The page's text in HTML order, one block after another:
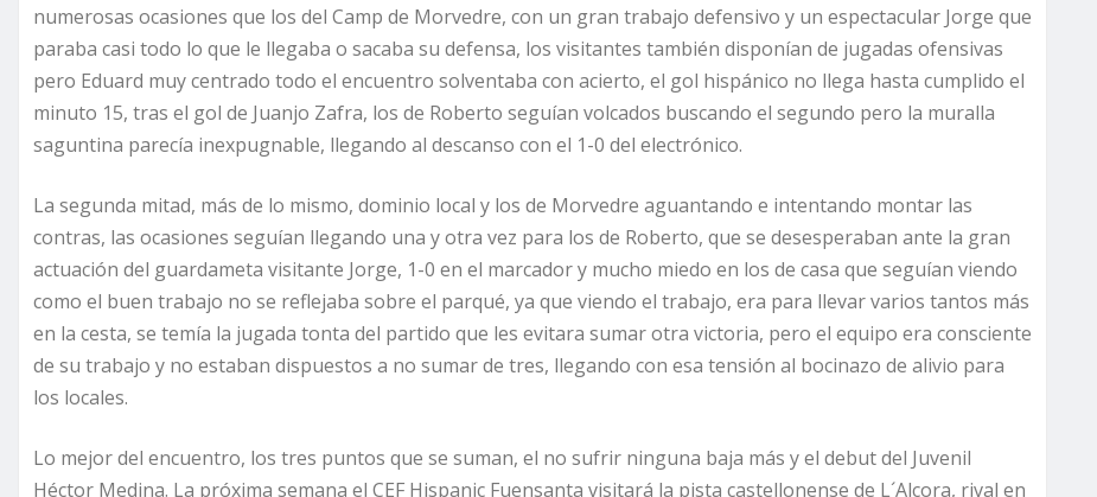
numerosas ocasiones que los del Camp de Morvedre, con un gran trabajo defensivo y un espectacular Jorge que
paraba casi todo lo que le llegaba o sacaba su defensa, los visitantes también disponían de jugadas ofensivas
pero Eduard muy centrado todo el encuentro solventaba con acierto, el gol hispánico no llega hasta cumplido el
minuto 15, tras el gol de Juanjo Zafra, los de Roberto seguían volcados buscando el segundo pero la muralla
saguntina parecía inexpugnable, llegando al descanso con el 1-0 del electrónico.
La segunda mitad, más de lo mismo, dominio local y los de Morvedre aguantando e intentando montar las
contras, las ocasiones seguían llegando una y otra vez para los de Roberto, que se desesperaban ante la gran
actuación del guardameta visitante Jorge, 1-0 en el marcador y mucho miedo en los de casa que seguían viendo
como el buen trabajo no se reflejaba sobre el parqué, ya que viendo el trabajo, era para llevar varios tantos más
en la cesta, se temía la jugada tonta del partido que les evitara sumar otra victoria, pero el equipo era consciente
de su trabajo y no estaban dispuestos a no sumar de tres, llegando con esa tensión al bocinazo de alivio para
los locales.
Lo mejor del encuentro, los tres puntos que se suman, el no sufrir ninguna baja más y el debut del Juvenil
Héctor Medina. La próxima semana el CEF Hispanic Fuensanta visitará la pista castellonense de L´Alcora, rival en